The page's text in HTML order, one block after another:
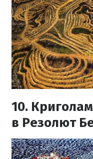
10.
в Резолют